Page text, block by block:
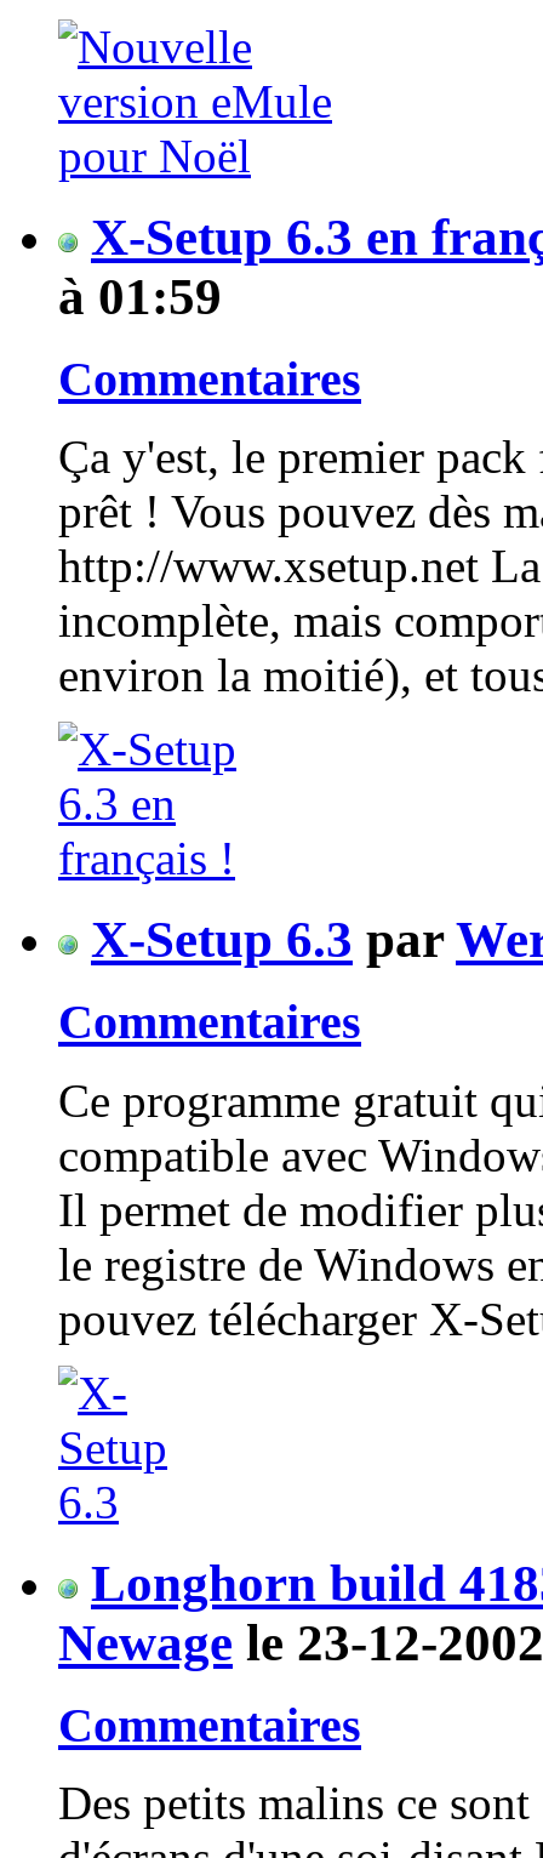
X-Setup 6.3 en
à 01:59
Commentaires
Ça y'est, le premier
prêt ! Vous pouvez dès
http://www.xsetup.net
incomplète, mais
environ la moitié), et
X-Setup 6.3 par
Commentaires
Ce programme gratuit
compatible avec
Il permet de modifier
le registre de Windows
pouvez télécharger X-
Longhorn build
Newage le 23-12-
Commentaires
Des petits malins ce sont